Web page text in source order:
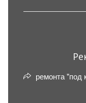
ремонта "под